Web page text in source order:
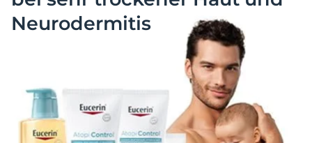
Neurodermitis